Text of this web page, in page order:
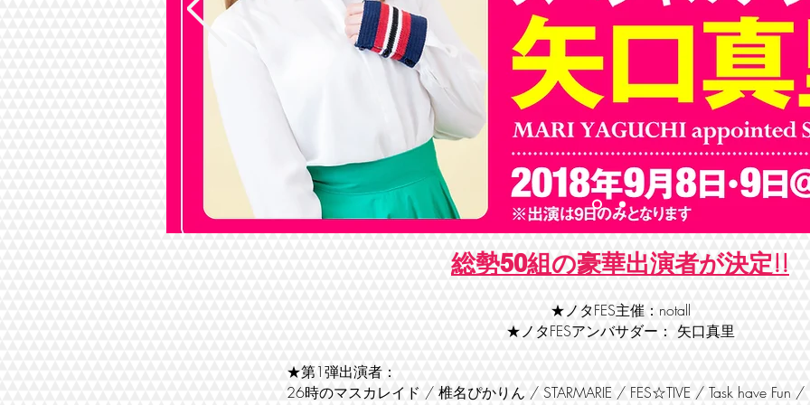
総勢50組の豪華出演者が決定!!
★ノタFES主催：notall
★ノタFESアンバサダー： 矢口真里
★第1弾出演者：
26時のマスカレイド / 椎名ぴかりん / STARMARIE / FES☆TIVE / Task have Fun